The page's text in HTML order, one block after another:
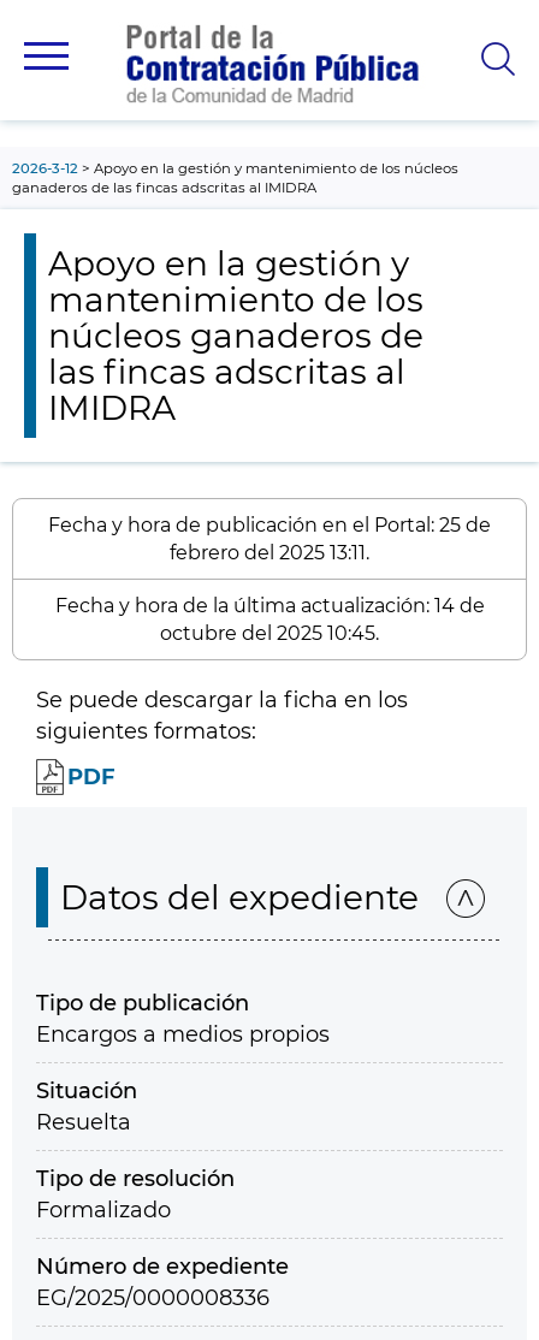
principal
2026-3-12
Apoyo en la gestión y mantenimiento de los núcleos
ganaderos de las fincas adscritas al IMIDRA
Apoyo en la gestión y
mantenimiento de los
núcleos ganaderos de
las fincas adscritas al
IMIDRA
Fecha y hora de publicación en el Portal: 25 de
febrero del 2025 13:11.
Fecha y hora de la última actualización: 14 de
octubre del 2025 10:45.
Se puede descargar la ficha en los
siguientes formatos:
PDF
Datos del expediente
Tipo de publicación
Encargos a medios propios
Situación
Resuelta
Tipo de resolución
Formalizado
Número de expediente
EG/2025/0000008336